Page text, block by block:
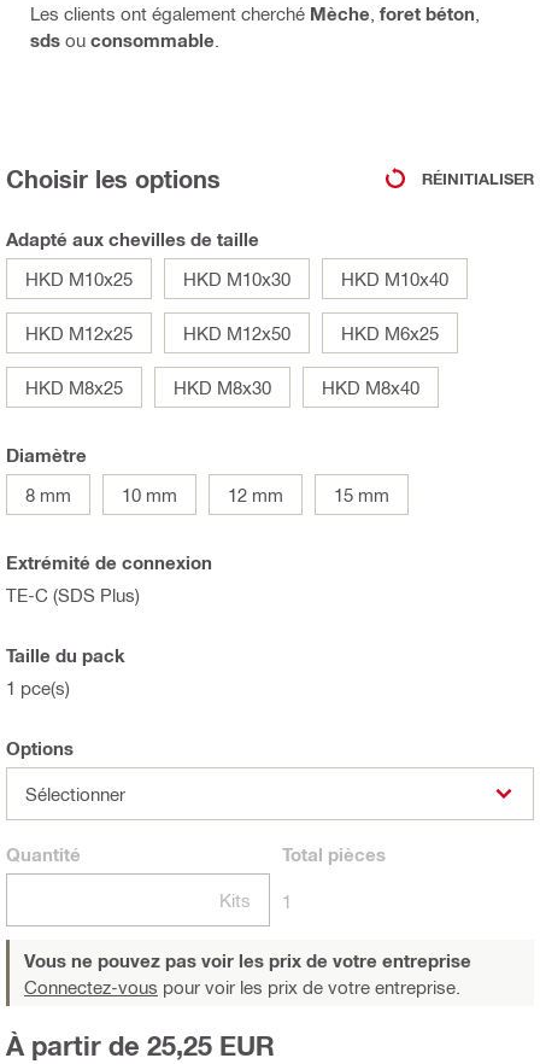
Les clients ont également cherché Mèche foret béton
sds ou consommable
Choisir les options RÉINITIALISER
Adapté aux chevilles de taille
HKD M10x25
HKD M10x30 HKD M10x40
HKD M12x25 HKD M12x50 HKD M6x25
HKD M8x25 HKD M8x30 HKD M8x40
Diamètre
8 mm
10 mm 12 mm 15 mm
Extrémité de connexion
TE-C (SDS Plus)
Taille du pack
1 pce(s)
Options
Sélectionner
Quantité
Kits
Total pièces
1
Vous ne pouvez pas voir les prix de votre entreprise
Connectez-vous pour voir les prix de votre entreprise.
À partir de 25,25 EUR